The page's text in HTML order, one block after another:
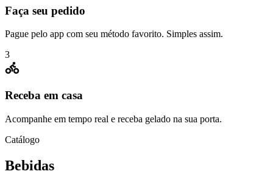
Faça seu pedido
Pague pelo app com seu método favorito. Simples assim.
3
Receba em casa
Acompanhe em tempo real e receba gelado na sua porta.
Catálogo
Bebidas